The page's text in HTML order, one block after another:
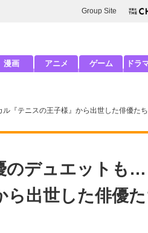
Group Site
漫画 アニメ ゲーム ドラ
『テニスの王子様』から出世した俳優た
のデュエットも
ら出世した俳優